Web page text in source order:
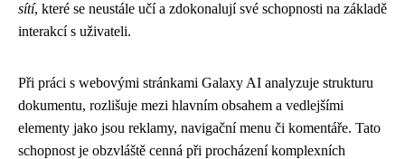
sítí, které se neustále učí a zdokonalují své schopnosti na základě
interakcí s uživateli.
Při práci s webovými stránkami Galaxy AI analyzuje strukturu
dokumentu, rozlišuje mezi hlavním obsahem a vedlejšími
elementy jako jsou reklamy, navigační menu či komentáře. Tato
schopnost je obzvláště cenná při procházení komplexních